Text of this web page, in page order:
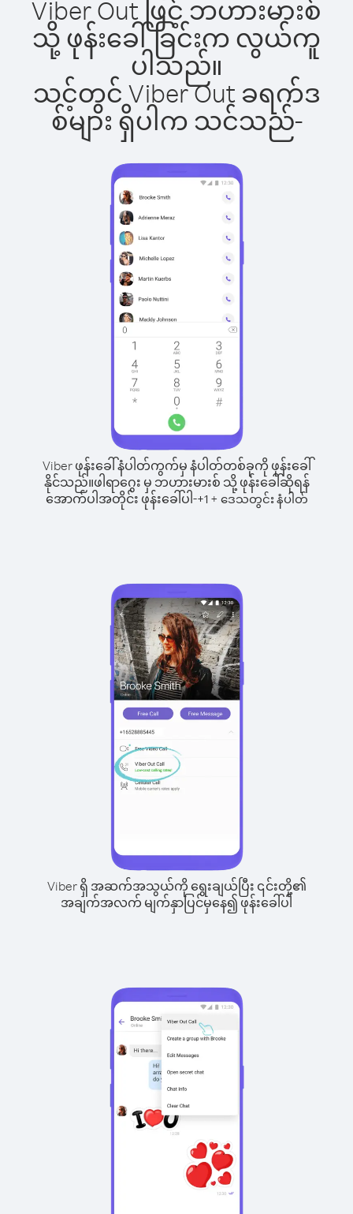
Viber Out ဖြင့် ဘဟားမားစ်
သို့ ဖုန်းခေါ်ခြင်းက လွယ်ကူ
ပါသည်။
သင့်တွင် Viber Out ခရက်ဒ
စ်များ ရှိပါက သင်သည်-
Viber ဖုန်းခေါ်နံပါတ်ကွက်မှ နံပါတ်တစ်ခုကို ဖုန်းခေါ်
နိုင်သည်။ဖါရာဂွေး မှ ဘဟားမားစ် သို့ ဖုန်းခေါ်ဆိုရန်
အောက်ပါအတိုင်း ဖုန်းခေါ်ပါ-+1+ ဒေသတွင်း နံပါတ်
Viber ရှိ အဆက်အသွယ်ကို ရွေးချယ်ပြီး ၎င်းတို့၏
အချက်အလက် မျက်နှာပြင်မှနေ၍ ဖုန်းခေါ်ပါ